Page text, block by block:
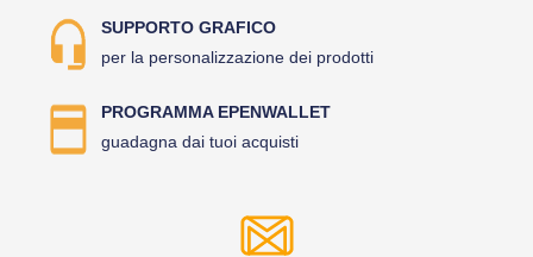
SUPPORTO GRAFICO
per la personalizzazione dei prodotti
PROGRAMMA EPENWALLET
guadagna dai tuoi acquisti